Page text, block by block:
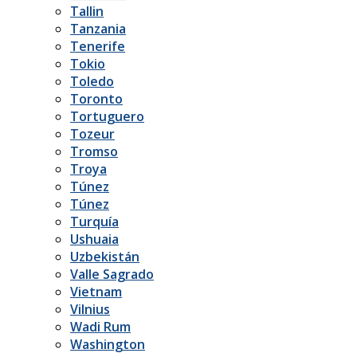
Tallin
Tanzania
Tenerife
Tokio
Toledo
Toronto
Tortuguero
Tozeur
Tromso
Troya
Túnez
Túnez
Turquía
Ushuaia
Uzbekistán
Valle Sagrado
Vietnam
Vilnius
Wadi Rum
Washington